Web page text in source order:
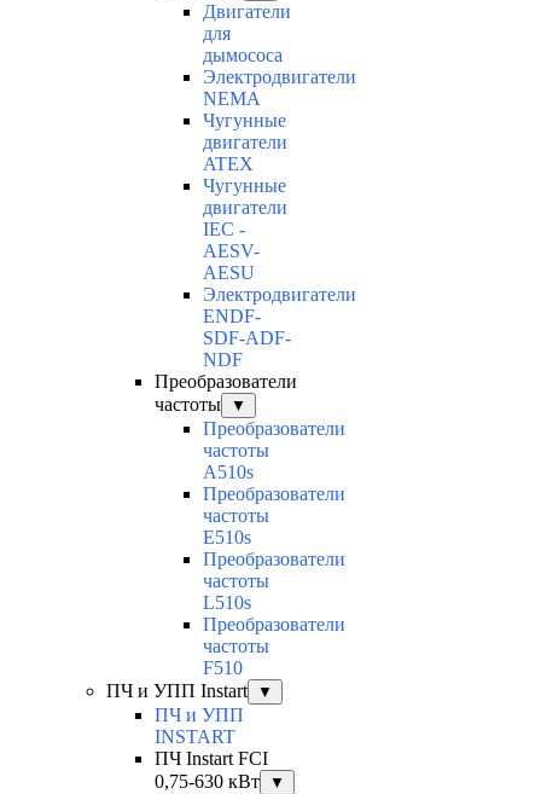
Двигатели
для
дымососа
Электродвигатели
NEMA
Чугунные
двигатели
ATEX
Чугунные
двигатели
IEC -
AESV-
AESU
Электродвигатели
ENDF-
SDF-ADF-
NDF
Преобразователи
частоты
▼
Преобразователи
частоты
A510s
Преобразователи
частоты
E510s
Преобразователи
частоты
L510s
Преобразователи
частоты
F510
ПЧ и УПП Instart
▼
ПЧ и УПП
INSTART
ПЧ Instart FCI
0,75-630 кВт
▼